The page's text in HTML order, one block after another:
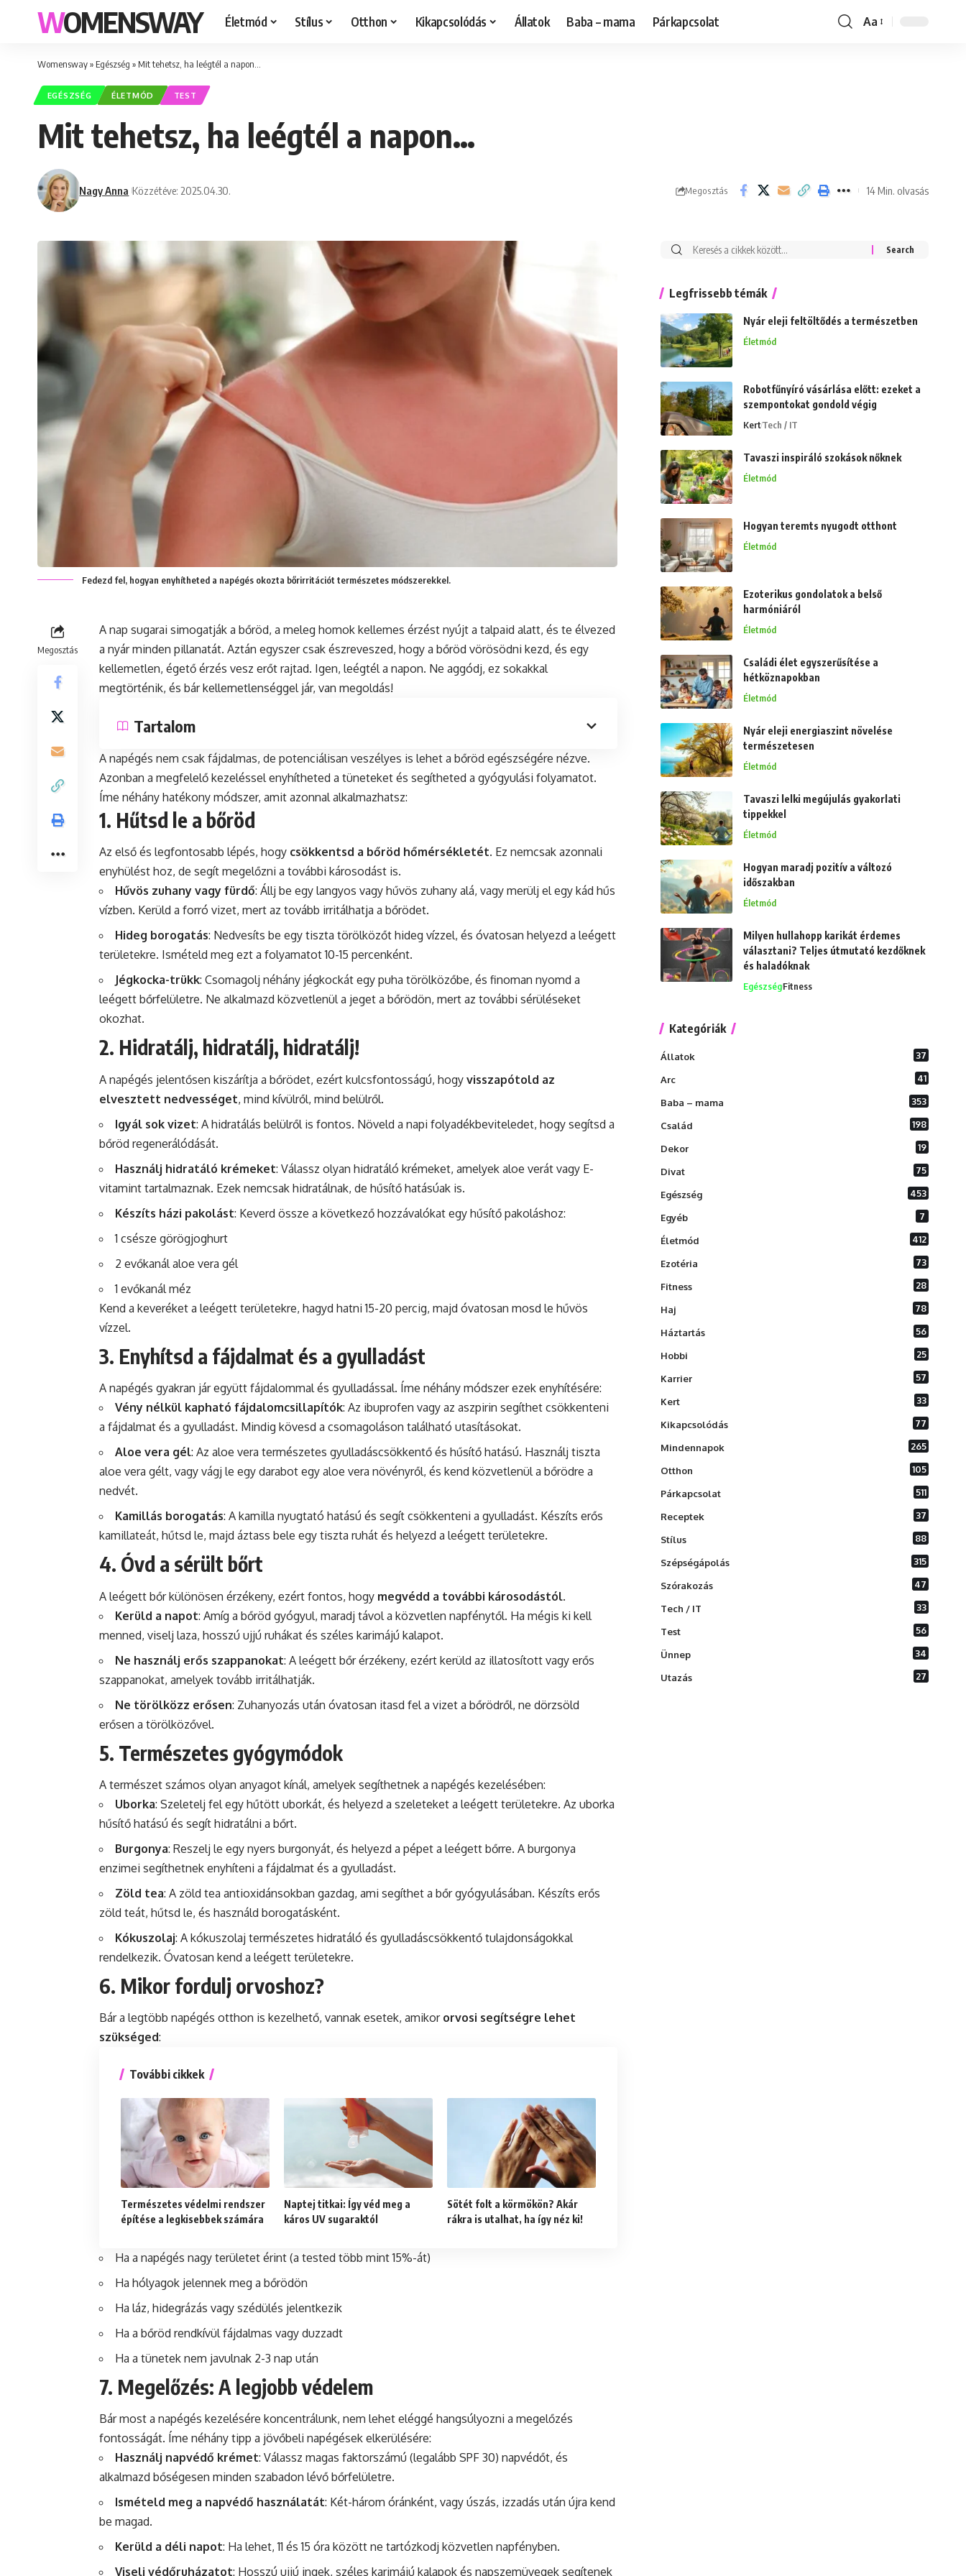
WOMENSWAY Életmód Stílus Otthon Kikapcsolódás Állatok Baba – mama Párkapcsolat
Font
Aa
Womensway» Egészség » Mit tehetsz, ha leégtél a napon…
EGÉSZSÉG ÉLETMÓD TEST
Mit tehetsz, ha leégtél a napon…
Nagy Anna Közzétéve: 2025.04.30. Megosztás 14 Min. olvasás
Fedezd fel, hogyan enyhítheted a napégés okozta bőrirritációt természetes módszerekkel.
Megosztás
A nap sugarai simogatják a bőröd, a meleg homok kellemes érzést nyújt a talpaid alatt, és te élvezed
a nyár minden pillanatát. Aztán egyszer csak észreveszed, hogy a bőröd vörösödni kezd, és egy
kellemetlen, égető érzés vesz erőt rajtad. Igen, leégtél a napon. Ne aggódj, ez sokakkal
megtörténik, és bár kellemetlenséggel jár, van megoldás!
Tartalom
A napégés nem csak fájdalmas, de potenciálisan veszélyes is lehet a bőröd egészségére nézve.
Azonban a megfelelő kezeléssel enyhítheted a tüneteket és segítheted a gyógyulási folyamatot.
Íme néhány hatékony módszer, amit azonnal alkalmazhatsz:
1. Hűtsd le a bőröd
Az első és legfontosabb lépés, hogy csökkentsd a bőröd hőmérsékletét. Ez nemcsak azonnali
enyhülést hoz, de segít megelőzni a további károsodást is.
Hűvös zuhany vagy fürdő: Állj be egy langyos vagy hűvös zuhany alá, vagy merülj el egy kád hűs
vízben. Kerüld a forró vizet, mert az tovább irritálhatja a bőrödet.
Hideg borogatás: Nedvesíts be egy tiszta törölközőt hideg vízzel, és óvatosan helyezd a leégett
területekre. Ismételd meg ezt a folyamatot 10-15 percenként.
Jégkocka-trükk: Csomagolj néhány jégkockát egy puha törölközőbe, és finoman nyomd a
leégett bőrfelületre. Ne alkalmazd közvetlenül a jeget a bőrödön, mert az további sérüléseket
okozhat.
2. Hidratálj, hidratálj, hidratálj!
A napégés jelentősen kiszárítja a bőrödet, ezért kulcsfontosságú, hogy visszapótold az
elvesztett nedvességet, mind kívülről, mind belülről.
Igyál sok vizet: A hidratálás belülről is fontos. Növeld a napi folyadékbeviteledet, hogy segítsd a
bőröd regenerálódását.
Használj hidratáló krémeket: Válassz olyan hidratáló krémeket, amelyek aloe verát vagy E-
vitamint tartalmaznak. Ezek nemcsak hidratálnak, de hűsítő hatásúak is.
Készíts házi pakolást: Keverd össze a következő hozzávalókat egy hűsítő pakoláshoz:
1 csésze görögjoghurt
2 evőkanál aloe vera gél
1 evőkanál méz
Kend a keveréket a leégett területekre, hagyd hatni 15-20 percig, majd óvatosan mosd le hűvös
vízzel.
3. Enyhítsd a fájdalmat és a gyulladást
A napégés gyakran jár együtt fájdalommal és gyulladással. Íme néhány módszer ezek enyhítésére:
Vény nélkül kapható fájdalomcsillapítók: Az ibuprofen vagy az aszpirin segíthet csökkenteni
a fájdalmat és a gyulladást. Mindig kövesd a csomagoláson található utasításokat.
Aloe vera gél: Az aloe vera természetes gyulladáscsökkentő és hűsítő hatású. Használj tiszta
aloe vera gélt, vagy vágj le egy darabot egy aloe vera növényről, és kend közvetlenül a bőrödre a
nedvét.
Kamillás borogatás: A kamilla nyugtató hatású és segít csökkenteni a gyulladást. Készíts erős
kamillateát, hűtsd le, majd áztass bele egy tiszta ruhát és helyezd a leégett területekre.
4. Óvd a sérült bőrt
A leégett bőrkülönösen érzékeny, ezért fontos, hogy megvédd a további károsodástól.
Kerüld a napot: Amíg a bőröd gyógyul, maradj távol a közvetlen napfénytől. Ha mégis ki kell
menned, viselj laza, hosszú ujjú ruhákat és széles karimájú kalapot.
Ne használj erős szappanokat: A leégett bőr érzékeny, ezért kerüld az illatosított vagy erős
szappanokat, amelyek tovább irritálhatják.
Ne törölközz erősen: Zuhanyozás után óvatosan itasd fel a vizet a bőrödről, ne dörzsöld
erősen a törölközővel.
5. Természetes gyógymódok
A természet számos olyan anyagot kínál, amelyek segíthetnek a napégés kezelésében:
Uborka: Szeletelj fel egy hűtött uborkát, és helyezd a szeleteket a leégett területekre. Az uborka
hűsítő hatású és segít hidratálni a bőrt.
Burgonya: Reszelj le egy nyers burgonyát, és helyezd a pépet a leégett bőrre. A burgonya
enzimei segíthetnek enyhíteni a fájdalmat és a gyulladást.
Zöld tea: A zöld tea antioxidánsokban gazdag, ami segíthet a bőr gyógyulásában. Készíts erős
zöld teát, hűtsd le, és használd borogatásként.
Kókuszolaj: A kókuszolaj természetes hidratáló és gyulladáscsökkentő tulajdonságokkal
rendelkezik. Óvatosan kend a leégett területekre.
6. Mikor fordulj orvoshoz?
Bár a legtöbb napégés otthon is kezelhető, vannak esetek, amikor orvosi segítségre lehet
szükséged:
További cikkek
Természetes védelmi rendszer
építése a legkisebbek számára
Naptej titkai: Így véd meg a
káros UV sugaraktól
Sötét folt a körmökön? Akár
rákra is utalhat, ha így néz ki!
Ha a napégés nagy területet érint (a tested több mint 15%-át)
Ha hólyagok jelennek meg a bőrödön
Ha láz, hidegrázás vagy szédülés jelentkezik
Ha a bőröd rendkívül fájdalmas vagy duzzadt
Ha a tünetek nem javulnak 2-3 nap után
7. Megelőzés: A legjobb védelem
Bár most a napégés kezelésére koncentrálunk, nem lehet eléggé hangsúlyozni a megelőzés
fontosságát. Íme néhány tipp a jövőbeli napégések elkerülésére:
Használj napvédő krémet: Válassz magas faktorszámú (legalább SPF 30) napvédőt, és
alkalmazd bőségesen minden szabadon lévő bőrfelületre.
Ismételd meg a napvédő használatát: Két-három óránként, vagy úszás, izzadás után újra kend
be magad.
Kerüld a déli napot: Ha lehet, 11 és 15 óra között ne tartózkodj közvetlen napfényben.
Viselj védőruházatot: Hosszú ujjú ingek, széles karimájú kalapok és napszemüvegek segítenek
Keresés:
Legfrissebb témák
Nyár eleji feltöltődés a természetben
Életmód
Robotfűnyíró vásárlása előtt: ezeket a
szempontokat gondold végig
KertTech / IT
Tavaszi inspiráló szokások nőknek
Életmód
Hogyan teremts nyugodt otthont
Életmód
Ezoterikus gondolatok a belső
harmóniáról
Életmód
Családi élet egyszerűsítése a
hétköznapokban
Életmód
Nyár eleji energiaszint növelése
természetesen
Életmód
Tavaszi lelki megújulás gyakorlati
tippekkel
Életmód
Hogyan maradj pozitív a változó
időszakban
Életmód
Milyen hullahopp karikát érdemes
választani? Teljes útmutató kezdőknek
és haladóknak
EgészségFitness
Kategóriák
Állatok 37
Arc 41
Baba – mama 353
Család 198
Dekor 19
Divat 75
Egészség 453
Egyéb 7
Életmód 412
Ezotéria 73
Fitness 28
Haj 78
Háztartás 56
Hobbi 25
Karrier 57
Kert 33
Kikapcsolódás 77
Mindennapok 265
Otthon 105
Párkapcsolat 511
Receptek 37
Stílus 88
Szépségápolás 315
Szórakozás 47
Tech / IT 33
Test 56
Ünnep 34
Utazás 27